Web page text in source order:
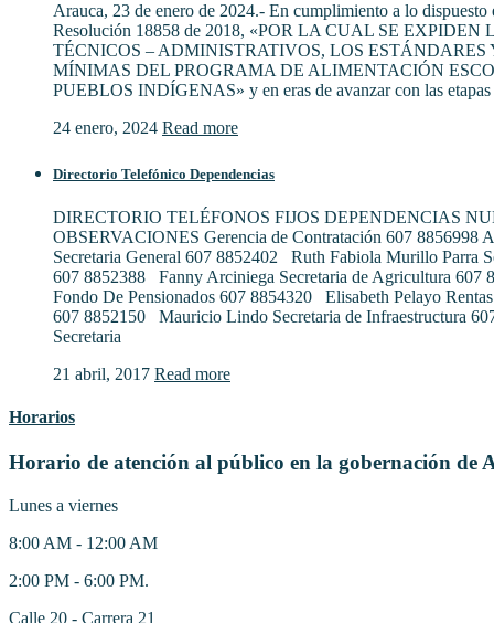
Arauca, 23 de enero de 2024.- En cumplimiento a lo dispuesto
Resolución 18858 de 2018, «POR LA CUAL SE
TÉCNICOS – ADMINISTRATIVOS, LOS ESTÁNDARES
MÍNIMAS DEL PROGRAMA DE ALIMENTACIÓN
PUEBLOS INDÍGENAS» y en eras de avanzar con las etapas
24 enero, 2024 Read more
Directorio Telefónico Dependencias
DIRECTORIO TELÉFONOS FIJOS DEPENDENCIAS
OBSERVACIONES Gerencia de Contratación 607 8856998
Secretaria General 607 8852402 Ruth Fabiola Murillo Parra
607 8852388 Fanny Arciniega Secretaria de Agricultura 607
Fondo De Pensionados 607 8854320 Elisabeth Pelayo
607 8852150 Mauricio Lindo Secretaria de Infraestructura
Secretaria
21 abril, 2017 Read more
Horarios
Horario de atención al público en la gobernación de
Lunes a viernes
8:00 AM - 12:00 AM
2:00 PM - 6:00 PM.
Calle 20 - Carrera 21